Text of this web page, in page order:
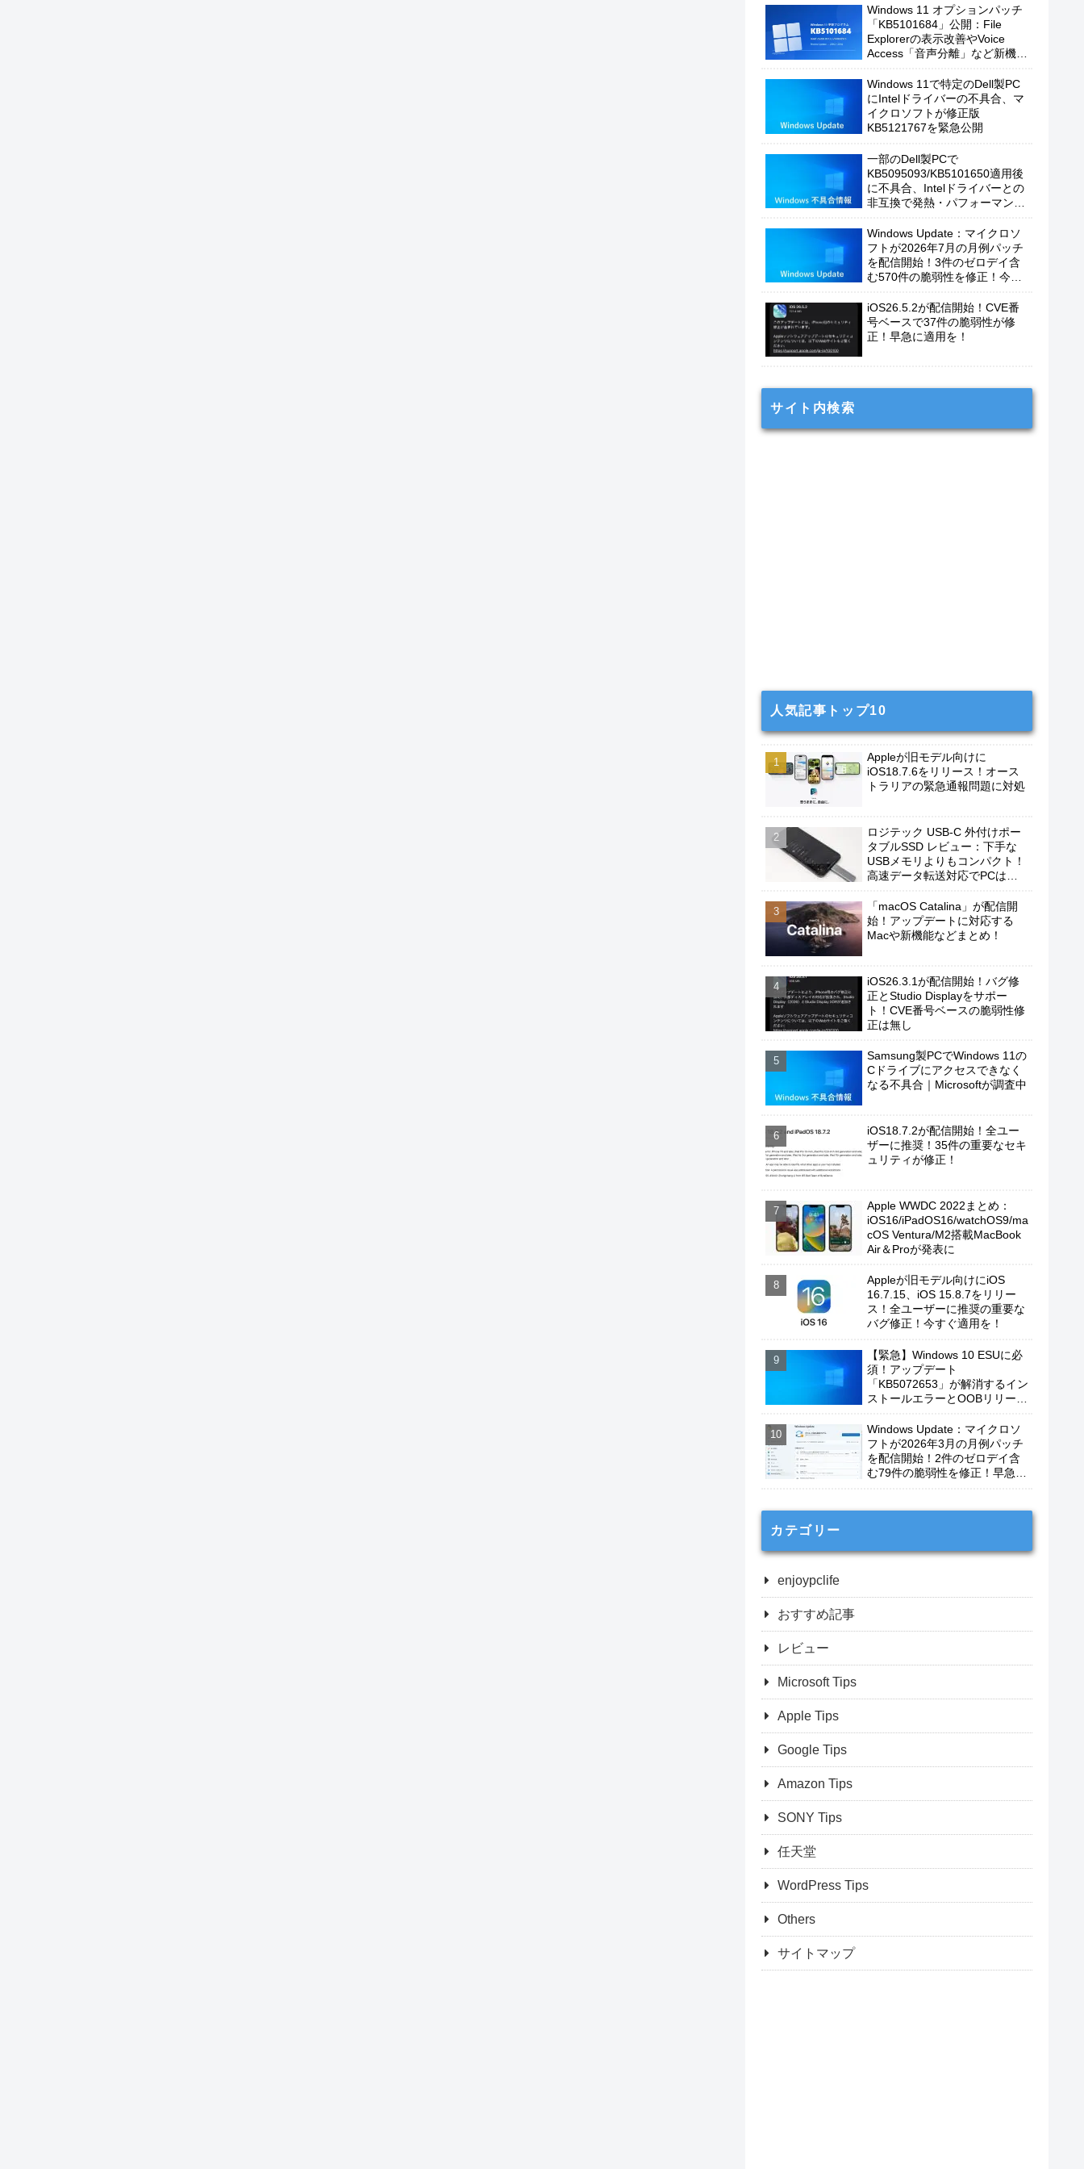
Windows 11 オプションパッチ
「KB5101684」公開：File
Explorerの表示改善やVoice
Access「音声分離」など新機能
Windows 11で特定のDell製PC
にIntelドライバーの不具合、マ
イクロソフトが修正版
KB5121767を緊急公開
一部のDell製PCで
KB5095093/KB5101650適用後
に不具合、Intelドライバーとの
非互換で発熱・パフォーマンス
Windows Update：マイクロソ
フトが2026年7月の月例パッチ
を配信開始！3件のゼロデイ含
む570件の脆弱性を修正！今す
iOS26.5.2が配信開始！CVE番
号ベースで37件の脆弱性が修
正！早急に適用を！
サイト内検索
人気記事トップ10
Appleが旧モデル向けに
iOS18.7.6をリリース！オース
トラリアの緊急通報問題に対処
ロジテック USB-C 外付けポー
タブルSSD レビュー：下手な
USBメモリよりもコンパクト！
高速データ転送対応でPCは勿
もおすすめ！
「macOS Catalina」が配信開
始！アップデートに対応する
Macや新機能などまとめ！
iOS26.3.1が配信開始！バグ修
正とStudio Displayをサポー
ト！CVE番号ベースの脆弱性修
正は無し
Samsung製PCでWindows 11の
Cドライブにアクセスできなく
なる不具合｜Microsoftが調査中
iOS18.7.2が配信開始！全ユー
ザーに推奨！35件の重要なセキ
ュリティが修正！
Apple WWDC 2022まとめ：
iOS16/iPadOS16/watchOS9/ma
cOS Ventura/M2搭載MacBook
Air＆Proが発表に
Appleが旧モデル向けにiOS
16.7.15、iOS 15.8.7をリリー
ス！全ユーザーに推奨の重要な
バグ修正！今すぐ適用を！
【緊急】Windows 10 ESUに必
須！アップデート
「KB5072653」が解消するイン
ストールエラーとOOBリリース
Windows Update：マイクロソ
フトが2026年3月の月例パッチ
を配信開始！2件のゼロデイ含
む79件の脆弱性を修正！早急に
カテゴリー
enjoypclife
おすすめ記事
レビュー
Microsoft Tips
Apple Tips
Google Tips
Amazon Tips
SONY Tips
任天堂
WordPress Tips
Others
サイトマップ